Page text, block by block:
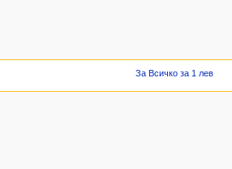
За Всичко за 1 лев